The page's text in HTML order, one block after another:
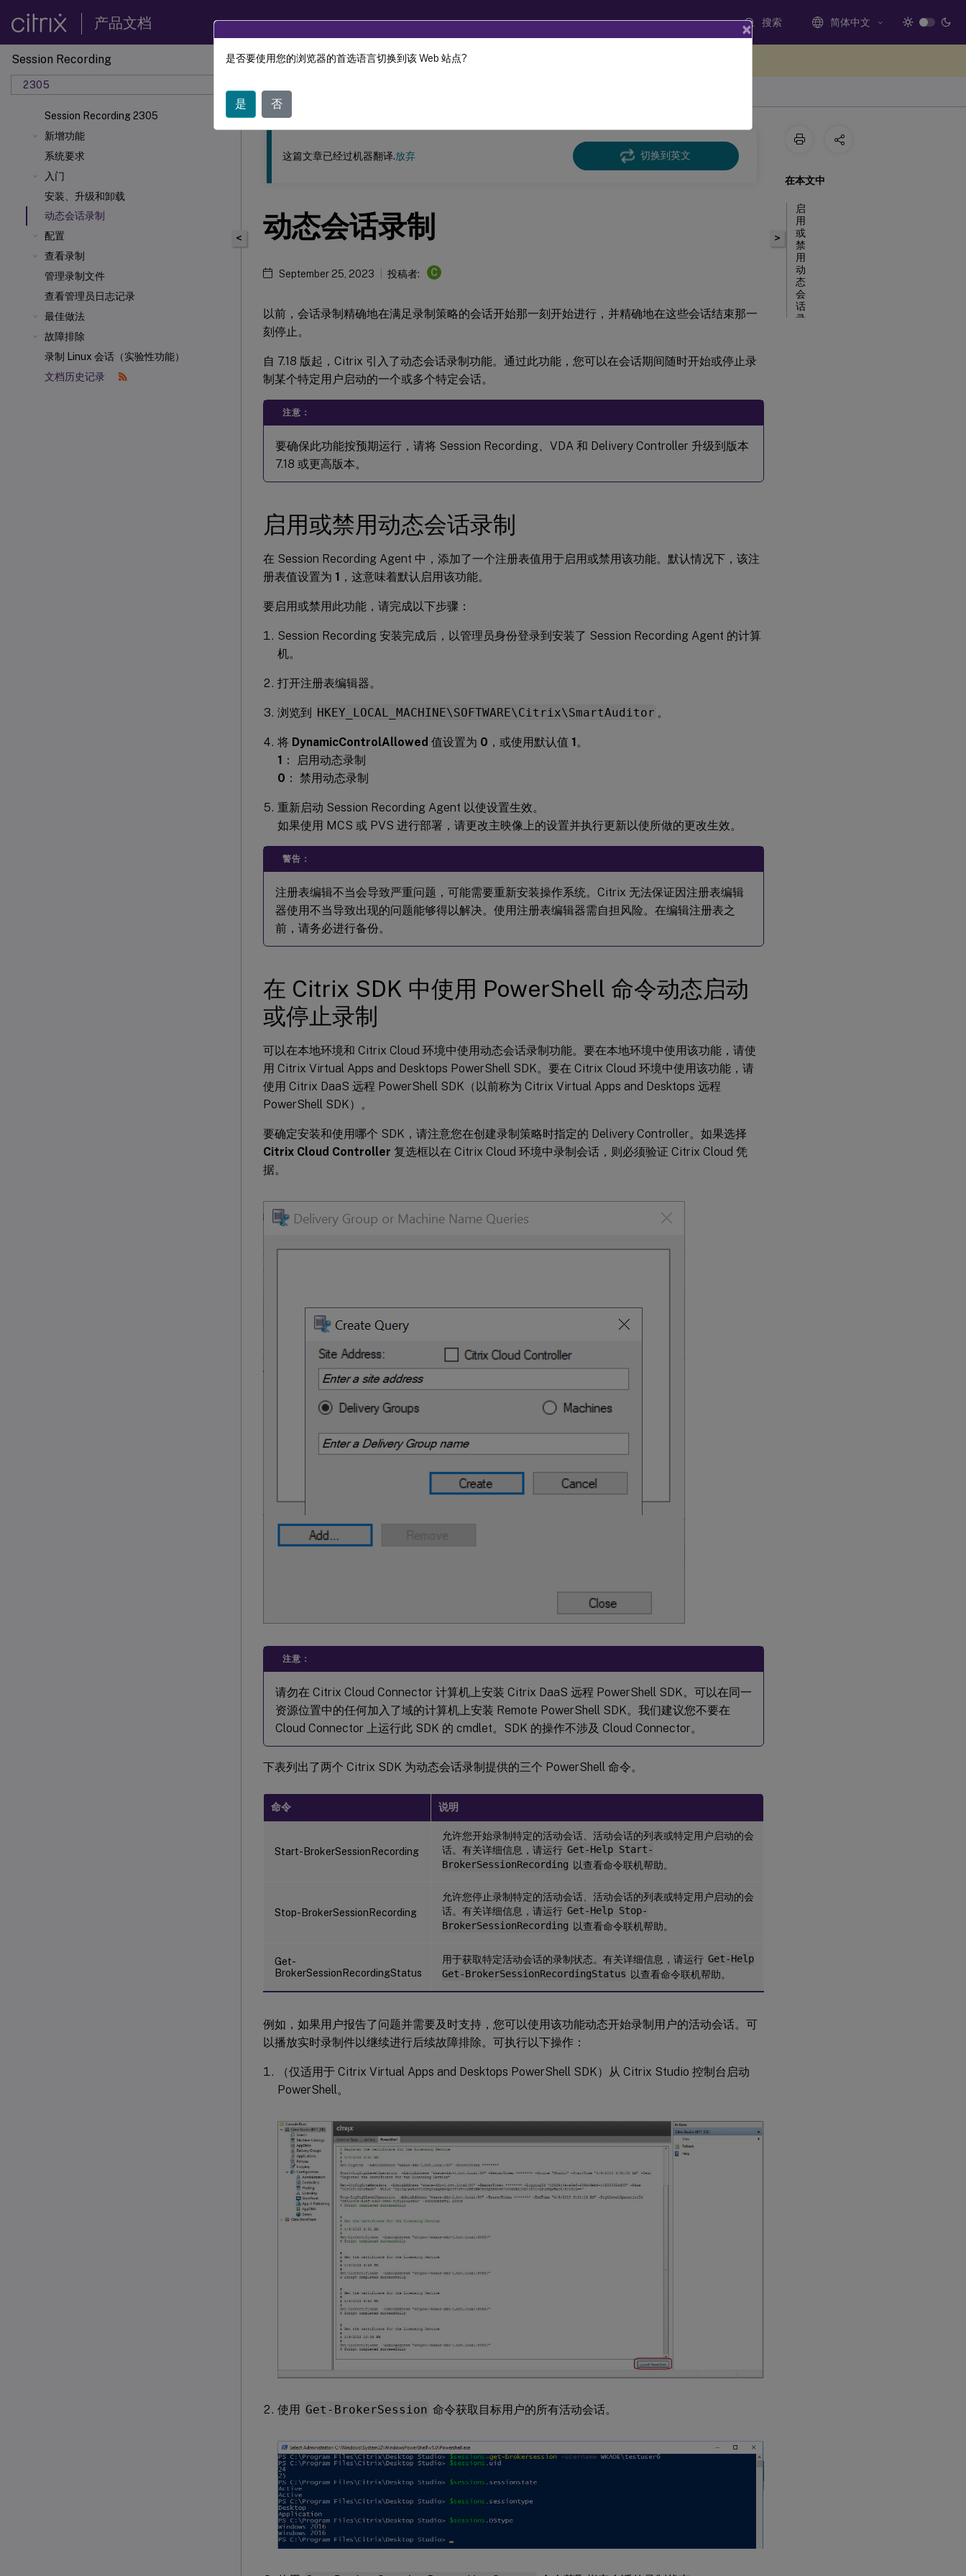
产品文档 搜索 简体中文
Session Recording
2305
Session Recording 2305
新增功能
系统要求
入门
安装、升级和卸载
动态会话录制
配置
查看录制
管理录制文件
查看管理员日志记录
最佳做法
故障排除
录制 Linux 会话（实验性功能）
文档历史记录
此内容已经过机器动态翻译。
<
这篇文章已经过机器翻译.放弃 切换到英文
动态会话录制
September 25, 2023 投稿者: C
以前，会话录制精确地在满足录制策略的会话开始那一刻开始进行，并精确地在这些会话结束那一
刻停止。
自 7.18 版起，Citrix 引入了动态会话录制功能。通过此功能，您可以在会话期间随时开始或停止录
制某个特定用户启动的一个或多个特定会话。
注意：
要确保此功能按预期运行，请将 Session Recording、VDA 和 Delivery Controller 升级到版本
7.18 或更高版本。
启用或禁用动态会话录制
在 Session Recording Agent 中，添加了一个注册表值用于启用或禁用该功能。默认情况下，该注
册表值设置为 1 ，这意味着默认启用该功能。
要启用或禁用此功能，请完成以下步骤：
Session Recording 安装完成后，以管理员身份登录到安装了 Session Recording Agent 的计算
机。
打开注册表编辑器。
浏览到 HKEY_LOCAL_MACHINE\SOFTWARE\Citrix\SmartAuditor 。
将 DynamicControlAllowed 值设置为 0 ，或使用默认值 1。
1 ： 启用动态录制
0 ： 禁用动态录制
重新启动 Session Recording Agent 以使设置生效。
如果使用 MCS 或 PVS 进行部署，请更改主映像上的设置并执行更新以使所做的更改生效。
警告：
注册表编辑不当会导致严重问题，可能需要重新安装操作系统。Citrix 无法保证因注册表编辑
器使用不当导致出现的问题能够得以解决。使用注册表编辑器需自担风险。在编辑注册表之
前，请务必进行备份。
在 Citrix SDK 中使用 PowerShell 命令动态启动
或停止录制
可以在本地环境和 Citrix Cloud 环境中使用动态会话录制功能。要在本地环境中使用该功能，请使
用 Citrix Virtual Apps and Desktops PowerShell SDK。要在 Citrix Cloud 环境中使用该功能，请
使用 Citrix DaaS 远程 PowerShell SDK（以前称为 Citrix Virtual Apps and Desktops 远程
PowerShell SDK）。
要确定安装和使用哪个 SDK，请注意您在创建录制策略时指定的 Delivery Controller。如果选择
Citrix Cloud Controller 复选框以在 Citrix Cloud 环境中录制会话，则必须验证 Citrix Cloud 凭
据。
注意：
请勿在 Citrix Cloud Connector 计算机上安装 Citrix DaaS 远程 PowerShell SDK。可以在同一
资源位置中的任何加入了域的计算机上安装 Remote PowerShell SDK。我们建议您不要在
Cloud Connector 上运行此 SDK 的 cmdlet。SDK 的操作不涉及 Cloud Connector。
下表列出了两个 Citrix SDK 为动态会话录制提供的三个 PowerShell 命令。
命令 说明
Start-BrokerSessionRecording
允许您开始录制特定的活动会话、活动会话的列表或特定用户启动的会
话。有关详细信息，请运行 Get-Help Start-
BrokerSessionRecording 以查看命令联机帮助。
Stop-BrokerSessionRecording
允许您停止录制特定的活动会话、活动会话的列表或特定用户启动的会
话。有关详细信息，请运行 Get-Help Stop-
BrokerSessionRecording 以查看命令联机帮助。
Get-
BrokerSessionRecordingStatus
用于获取特定活动会话的录制状态。有关详细信息，请运行 Get-Help
Get-BrokerSessionRecordingStatus 以查看命令联机帮助。
例如，如果用户报告了问题并需要及时支持，您可以使用该功能动态开始录制用户的活动会话。可
以播放实时录制件以继续进行后续故障排除。可执行以下操作：
（仅适用于 Citrix Virtual Apps and Desktops PowerShell SDK）从 Citrix Studio 控制台启动
PowerShell。
使用 Get-BrokerSession 命令获取目标用户的所有活动会话。
>
在本文中
启
用
或
禁
用
动
态
会
话
录
×
是否要使用您的浏览器的首选语言切换到该 Web 站点?
是 否